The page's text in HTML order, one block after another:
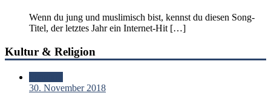
Wenn du jung und muslimisch bist, kennst du diesen Song-
Titel, der letztes Jahr ein Internet-Hit […]
Kultur & Religion
30. November 2018